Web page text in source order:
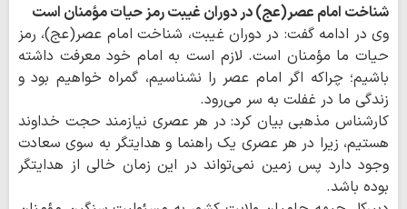
شناخت امام عصر(عج) در دوران غیبت رمز حیات مؤمنان است
وی در ادامه گفت: در دوران غیبت، شناخت امام عصر(عج)، رمز
حیات ما مؤمنان است. لازم است به امام خود معرفت داشته
باشیم؛ چراکه اگر امام عصر را نشناسیم، گمراه خواهیم بود و
زندگی ما در غفلت به سر می‌رود.
کارشناس مذهبی بیان کرد: در هر عصری نیازمند حجت خداوند
هستیم، زیرا در هر عصری یک راهنما و هدایتگر به سوی سعادت
وجود دارد پس زمین نمی‌تواند در این زمان خالی از هدایتگر
بوده باشد.